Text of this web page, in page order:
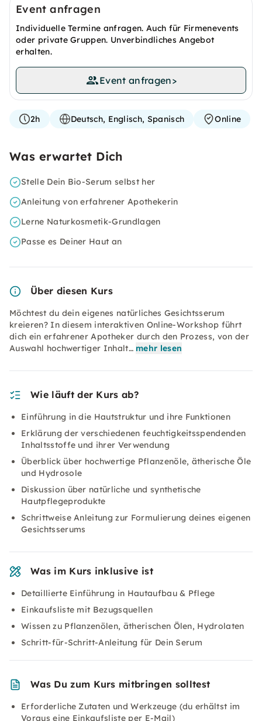
Event anfragen
Individuelle Termine anfragen. Auch für Firmenevents
oder private Gruppen. Unverbindliches Angebot
erhalten.
Event anfragen>
2h Deutsch, Englisch, Spanisch Online
Was erwartet Dich
Stelle Dein Bio-Serum selbst her
Anleitung von erfahrener Apothekerin
Lerne Naturkosmetik-Grundlagen
Passe es Deiner Haut an
Über diesen Kurs
Möchtest du dein eigenes natürliches Gesichtsserum
kreieren? In diesem interaktiven Online-Workshop führt
dich ein erfahrener Apotheker durch den Prozess, von der
Auswahl hochwertiger Inhalt… mehr lesen
Wie läuft der Kurs ab?
Einführung in die Hautstruktur und ihre Funktionen
Erklärung der verschiedenen feuchtigkeitsspendenden
Inhaltsstoffe und ihrer Verwendung
Überblick über hochwertige Pflanzenöle, ätherische Öle
und Hydrosole
Diskussion über natürliche und synthetische
Hautpflegeprodukte
Schrittweise Anleitung zur Formulierung deines eigenen
Gesichtsserums
Was im Kurs inklusive ist
Detaillierte Einführung in Hautaufbau & Pflege
Einkaufsliste mit Bezugsquellen
Wissen zu Pflanzenölen, ätherischen Ölen, Hydrolaten
Schritt-für-Schritt-Anleitung für Dein Serum
Was Du zum Kurs mitbringen solltest
Erforderliche Zutaten und Werkzeuge (du erhältst im
Voraus eine Einkaufsliste per E-Mail)